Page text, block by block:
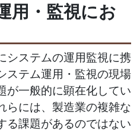
用・監視にお
システムの運用監視に携
ステム運用・監視の現場
が一般的に顕在化してい
らには、製造業の複雑な
る課題があるのではない